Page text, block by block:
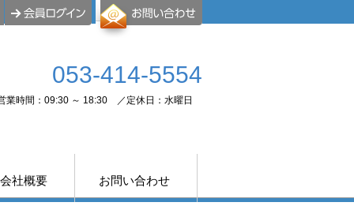
053-414-5554
業時間：09:30 ～ 18:30 ／定休日：水曜日
会社概要 お問い合わせ